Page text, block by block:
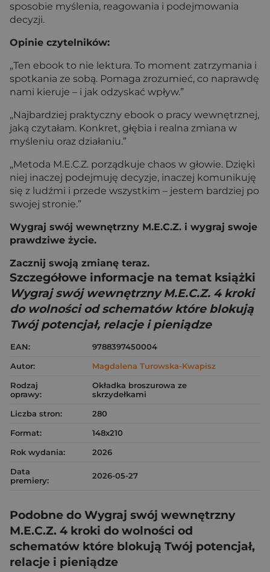
sposobie myślenia, reagowania i podejmowania
decyzji.
Opinie czytelników:
„Ten ebook to nie lektura. To moment zatrzymania i
spotkania ze sobą. Pomaga zrozumieć, co naprawdę
nami kieruje – i jak odzyskać wpływ.”
„Najbardziej praktyczny ebook o pracy wewnętrznej,
jaką czytałam. Konkret, głębia i realna zmiana w
myśleniu oraz działaniu.”
„Metoda M.E.C.Z. porządkuje chaos w głowie. Dzięki
niej inaczej podejmuję decyzje, inaczej komunikuję
się z ludźmi i przede wszystkim – jestem bardziej po
swojej stronie.”
Wygraj swój wewnętrzny M.E.C.Z. i wygraj swoje
prawdziwe życie.
Zacznij swoją zmianę teraz.
Szczegółowe informacje na temat książki
Wygraj swój wewnętrzny M.E.C.Z. 4 kroki
do wolności od schematów które blokują
Twój potencjał, relacje i pieniądze
EAN:
9788397450004
Autor:
Magdalena Turowska-Kwapisz
Rodzaj
oprawy:
Okładka broszurowa ze
skrzydełkami
Liczba stron:
280
Format:
148x210
Rok wydania:
2026
Data
premiery:
2026-05-27
Podobne do Wygraj swój wewnętrzny
M.E.C.Z. 4 kroki do wolności od
schematów które blokują Twój potencjał,
relacje i pieniądze